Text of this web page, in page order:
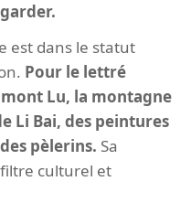
est dans le statut
Pour le lettré
Lu, la montagne
Li Bai, des peintures
pèlerins. Sa
culturel et